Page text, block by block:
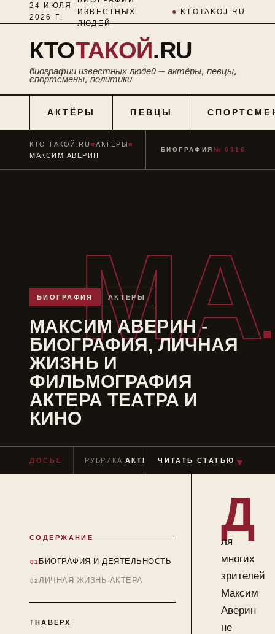
24 ИЮЛЯ
2026 Г.
ИЗВЕСТНЫХ
ЛЮДЕЙ
● KTOTAKOJ.RU
КТОТАКОЙ.RU
биографии известных людей — актёры, певцы,
спортсмены, политики
АКТЁРЫ ПЕВЦЫ
МА
КТО ТАКОЙ.RU■АКТЕРЫ■
МАКСИМ АВЕРИН
БИОГРАФИЯ № 0316
БИОГРАФИЯ АКТЕРЫ
МАКСИМ АВЕРИН -
БИОГРАФИЯ, ЛИЧНАЯ
ЖИЗНЬ И
ФИЛЬМОГРАФИЯ
АКТЕРА ТЕАТРА И
КИНО
ДОСЬЕ РУБРИКААКТЕРЫ ЧТЕНИЕ ≈ 10 МИН
ЧИТАТЬ СТАТЬЮ ▼
СОДЕРЖАНИЕ
БИОГРАФИЯ И ДЕЯТЕЛЬНОСТЬ
ЛИЧНАЯ ЖИЗНЬ АКТЕРА
НАВЕРХ
Д
ля
многих
зрителей
Максим
Аверин
не